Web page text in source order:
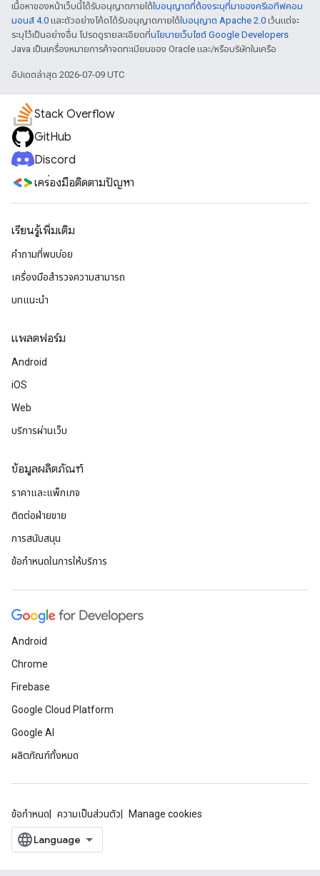
เนื้อหาของหน้าเว็บนี้ได้รับอนุญาตภายใต้ใบอนุญาตที่ต้องระบุที่มาของครีเอทีฟคอม
มอนส์ 4.0 และตัวอย่างโค้ดได้รับอนุญาตภายใต้ใบอนุญาต Apache 2.0 เว้นแต่จะ
ระบุไว้เป็นอย่างอื่น โปรดดูรายละเอียดที่นโยบายเว็บไซต์ Google Developers
Java เป็นเครื่องหมายการค้าจดทะเบียนของ Oracle และ/หรือบริษัทในเครือ
อัปเดตล่าสุด 2026-07-09 UTC
Stack Overflow
GitHub
Discord
เครื่องมือติดตามปัญหา
เรียนรู้เพิ่มเติม
คำถามที่พบบ่อย
เครื่องมือสำรวจความสามารถ
บทแนะนำ
แพลตฟอร์ม
Android
iOS
Web
บริการผ่านเว็บ
ข้อมูลผลิตภัณฑ์
ราคาและแพ็กเกจ
ติดต่อฝ่ายขาย
การสนับสนุน
ข้อกำหนดในการให้บริการ
Android
Chrome
Firebase
Google Cloud Platform
Google AI
ผลิตภัณฑ์ทั้งหมด
ข้อกำหนด ความเป็นส่วนตัว Manage cookies